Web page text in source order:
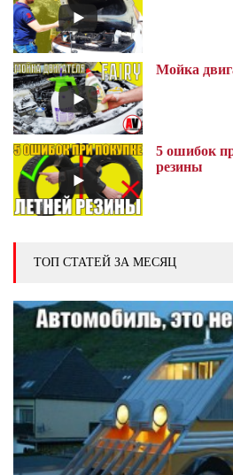
Мойка
5 ошибок
резины
ТОП СТАТЕЙ ЗА МЕСЯЦ